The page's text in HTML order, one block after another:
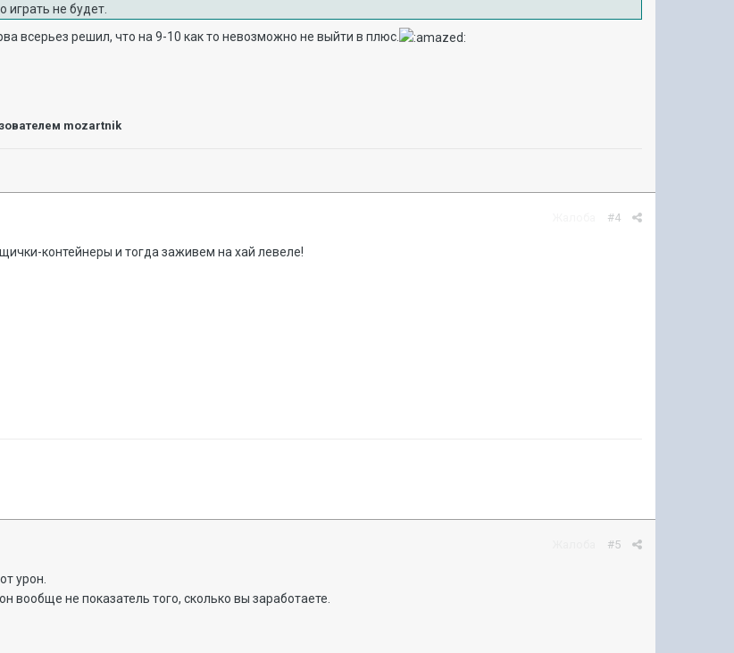
играть не будет.
всерьез решил, что на 9-10 как то невозможно не выйти в плюс.
mozartnik
#4
контейнеры и тогда заживем на хай левеле!
#5
урон.
вообще не показатель того, сколько вы заработаете.